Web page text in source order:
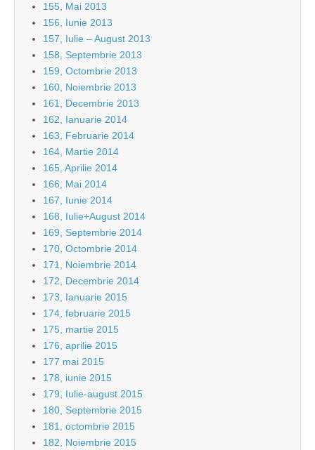
155, Mai 2013
156, Iunie 2013
157, Iulie – August 2013
158, Septembrie 2013
159, Octombrie 2013
160, Noiembrie 2013
161, Decembrie 2013
162, Ianuarie 2014
163, Februarie 2014
164, Martie 2014
165, Aprilie 2014
166, Mai 2014
167, Iunie 2014
168, Iulie+August 2014
169, Septembrie 2014
170, Octombrie 2014
171, Noiembrie 2014
172, Decembrie 2014
173, Ianuarie 2015
174, februarie 2015
175, martie 2015
176, aprilie 2015
177 mai 2015
178, iunie 2015
179, Iulie-august 2015
180, Septembrie 2015
181, octombrie 2015
182, Noiembrie 2015